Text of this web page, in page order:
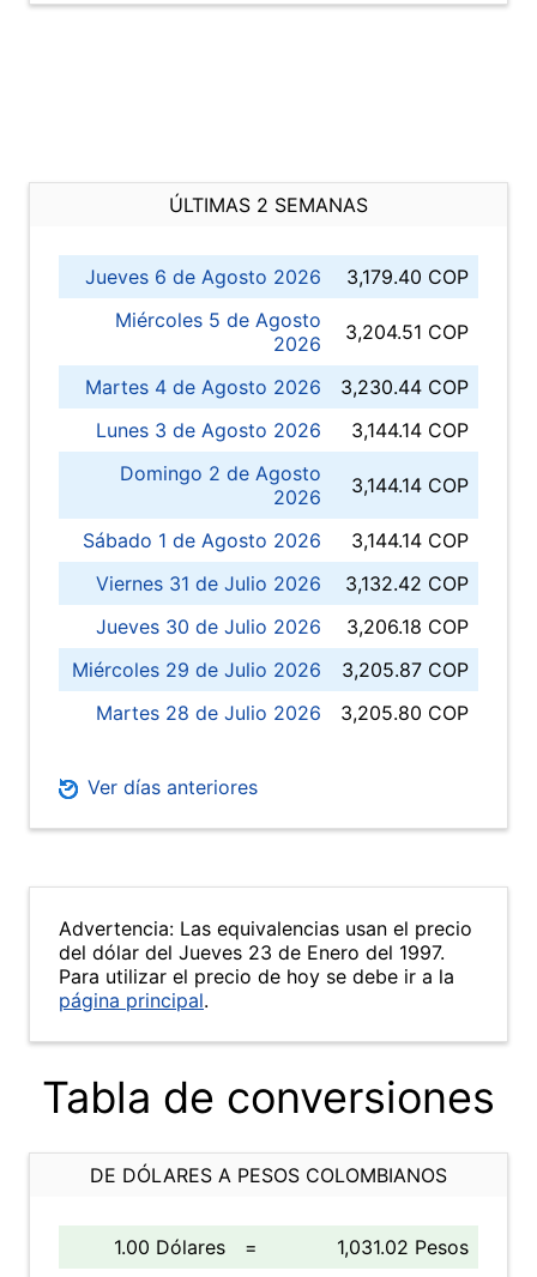
ÚLTIMAS 2 SEMANAS
Jueves 6 de Agosto 2026
3,179.40 COP
Miércoles 5 de Agosto
2026
3,204.51 COP
Martes 4 de Agosto 2026
3,230.44 COP
Lunes 3 de Agosto 2026
3,144.14 COP
Domingo 2 de Agosto
2026
3,144.14 COP
Sábado 1 de Agosto 2026
3,144.14 COP
Viernes 31 de Julio 2026
3,132.42 COP
Jueves 30 de Julio 2026
3,206.18 COP
Miércoles 29 de Julio 2026
3,205.87 COP
Martes 28 de Julio 2026
3,205.80 COP
Ver días anteriores
Advertencia: Las equivalencias usan el precio
del dólar del Jueves 23 de Enero del 1997.
Para utilizar el precio de hoy se debe ir a la
página principal.
Tabla de conversiones
DE DÓLARES A PESOS COLOMBIANOS
1.00 Dólares =
1,031.02 Pesos